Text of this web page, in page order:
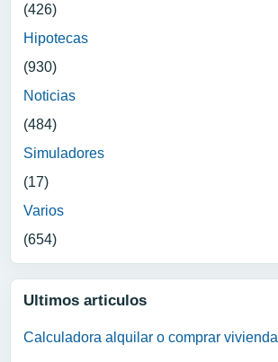
(426)
Hipotecas
(930)
Noticias
(484)
Simuladores
(17)
Varios
(654)
Ultimos articulos
Calculadora alquilar o comprar vivienda